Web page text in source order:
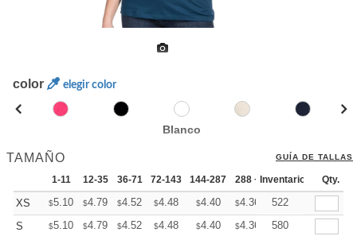
color elegir color
Blanco
TAMAÑO GUÍA DE TALLAS
1-11 12-35 36-71 72-143 144-287 288 + Más
Inventario Qty.
XS $5.10 $4.79 $4.52 $4.48 $4.40 $4.36 +
522
S
$5.10 $4.79 $4.52 $4.48 $4.40 $4.36 +
580